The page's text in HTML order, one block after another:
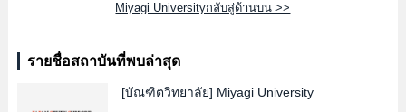
Miyagi Universityกลับสู่ด้านบน >>
รายชื่อสถาบันที่พบล่าสุด
[บัณฑิตวิทยาลัย] Miyagi University